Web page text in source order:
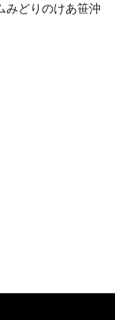
みどりのけあ笹沖